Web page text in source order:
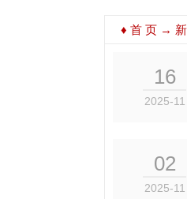
♦ 首 页 →
16
2025-11
02
2025-11